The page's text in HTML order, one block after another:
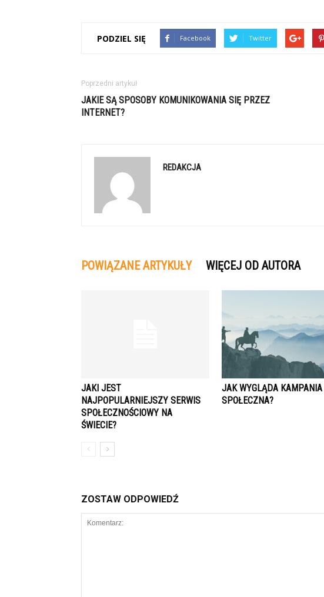
PODZIEL SIĘ Facebook Twitter
Poprzedni artykuł
JAKIE SĄ SPOSOBY KOMUNIKOWANIA SIĘ PRZEZ
INTERNET?
REDAKCJA
POWIĄZANE ARTYKUŁY WIĘCEJ OD AUTORA
JAKI JEST
NAJPOPULARNIEJSZY SERWIS
SPOŁECZNOŚCIOWY NA
ŚWIECIE?
JAK WYGLĄDA KAMPANIA
SPOŁECZNA?
ZOSTAW ODPOWIEDŹ